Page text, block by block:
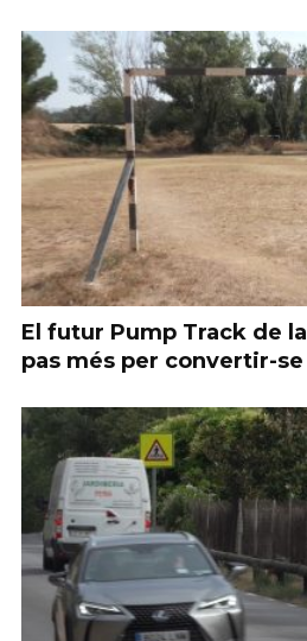
El futur Pump Track de
pas més per convertir-